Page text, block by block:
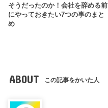
そうだったのか！会社を辞める前
にやっておきたい7つの事のまと
め
ABOUT この記事をかいた人